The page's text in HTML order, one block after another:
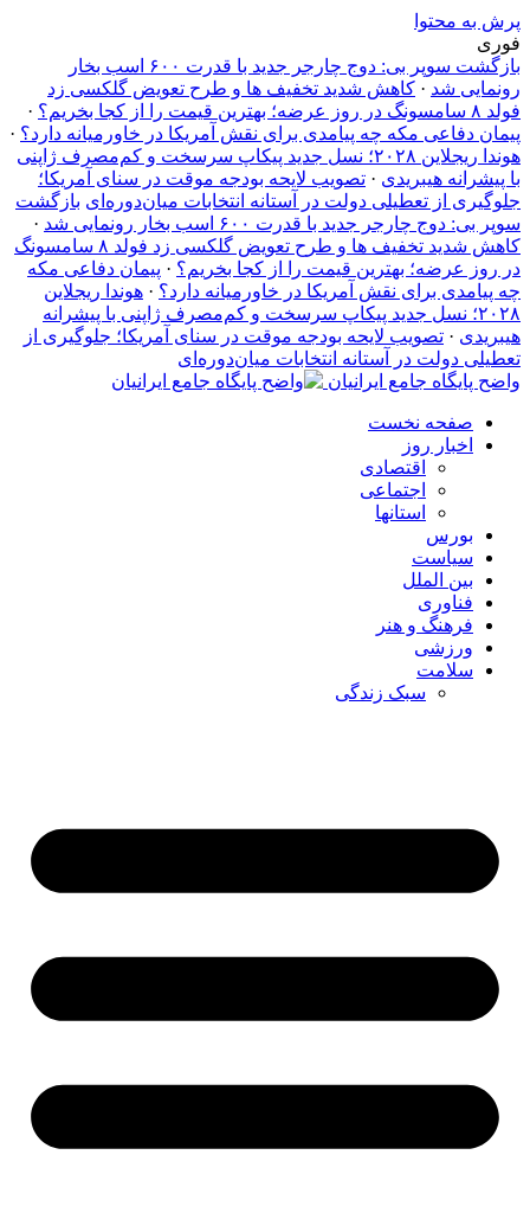
پرش به محتوا
فوری
بازگشت سوپر بی: دوج چارجر جدید با قدرت ۶۰۰ اسب بخار
رونمایی شد · کاهش شدید تخفیف‌ ها و طرح تعویض گلکسی زد
فولد ۸ سامسونگ در روز عرضه؛ بهترین قیمت را از کجا بخریم؟
·
پیمان دفاعی مکه چه پیامدی برای نقش آمریکا در خاورمیانه دارد؟ ·
هوندا ریجلاین ۲۰۲۸؛ نسل جدید پیکاپ سرسخت و کم‌مصرف ژاپنی
با پیشرانه هیبریدی · تصویب لایحه بودجه موقت در سنای آمریکا؛
جلوگیری از تعطیلی دولت در آستانه انتخابات میان‌دوره‌ای بازگشت
سوپر بی: دوج چارجر جدید با قدرت ۶۰۰ اسب بخار رونمایی شد
·
کاهش شدید تخفیف‌ ها و طرح تعویض گلکسی زد فولد ۸ سامسونگ
در روز عرضه؛ بهترین قیمت را از کجا بخریم؟ · پیمان دفاعی مکه
چه پیامدی برای نقش آمریکا در خاورمیانه دارد؟ · هوندا ریجلاین
۲۰۲۸؛ نسل جدید پیکاپ سرسخت و کم‌مصرف ژاپنی با پیشرانه
هیبریدی · تصویب لایحه بودجه موقت در سنای آمریکا؛ جلوگیری از
تعطیلی دولت در آستانه انتخابات میان‌دوره‌ای
واضح پایگاه جامع ایرانیان
صفحه نخست
اخبار روز
اقتصادی
اجتماعی
استانها
بورس
سیاست
بین الملل
فناوری
فرهنگ و هنر
ورزشی
سلامت
سبک زندگی